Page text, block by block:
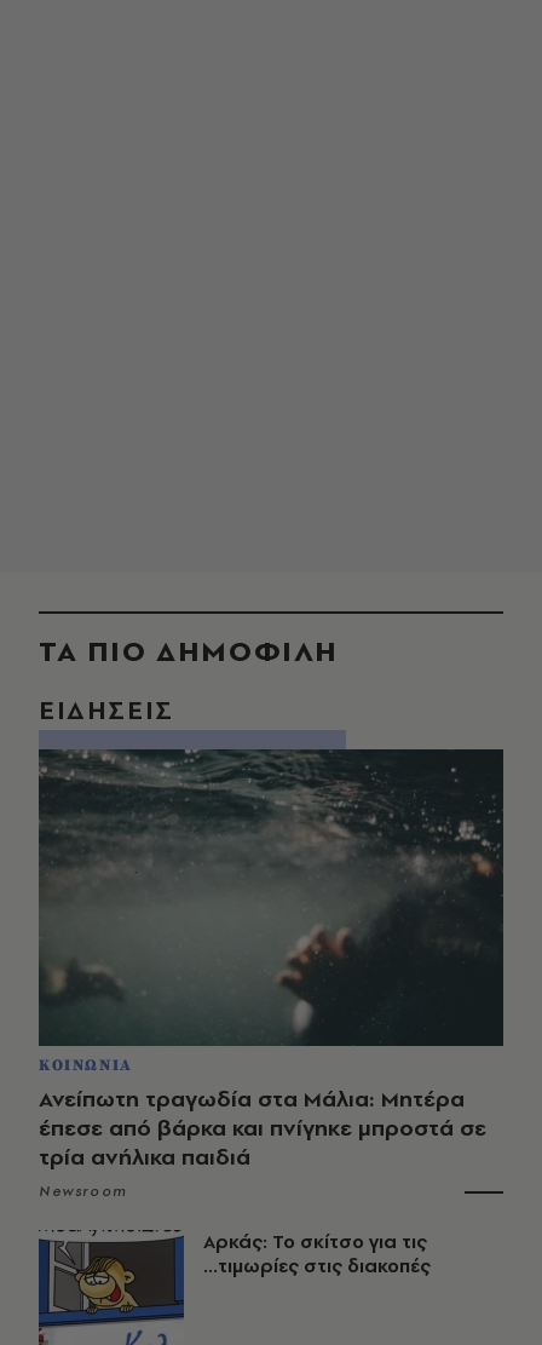
ΤΑ ΠΙΟ ΔΗΜΟΦΙΛΗ
ΕΙΔΗΣΕΙΣ
ΚΟΙΝΩΝΙΑ
Ανείπωτη τραγωδία στα Μάλια: Μητέρα
έπεσε από βάρκα και πνίγηκε μπροστά σε
τρία ανήλικα παιδιά
Newsroom
Αρκάς: Το σκίτσο για τις
...τιμωρίες στις διακοπές